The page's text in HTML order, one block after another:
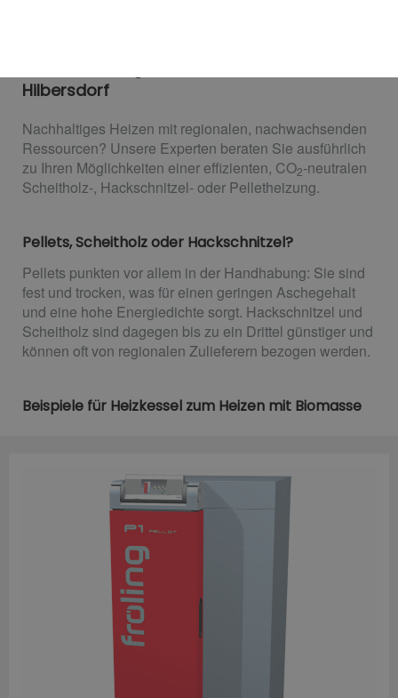
Hilbersdorf
Nachhaltiges Heizen mit regionalen, nachwachsenden
Ressourcen? Unsere Experten beraten Sie ausführlich
zu Ihren Möglichkeiten einer effizienten, CO2-neutralen
Scheitholz-, Hackschnitzel- oder Pelletheizung.
Pellets, Scheitholz oder Hackschnitzel?
Pellets punkten vor allem in der Handhabung: Sie sind
fest und trocken, was für einen geringen Aschegehalt
und eine hohe Energiedichte sorgt. Hackschnitzel und
Scheitholz sind dagegen bis zu ein Drittel günstiger und
können oft von regionalen Zulieferern bezogen werden.
Beispiele für Heizkessel zum Heizen mit Biomasse